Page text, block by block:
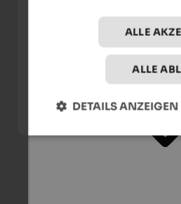
ALLE
ALLE
DETAILS ANZEIGEN